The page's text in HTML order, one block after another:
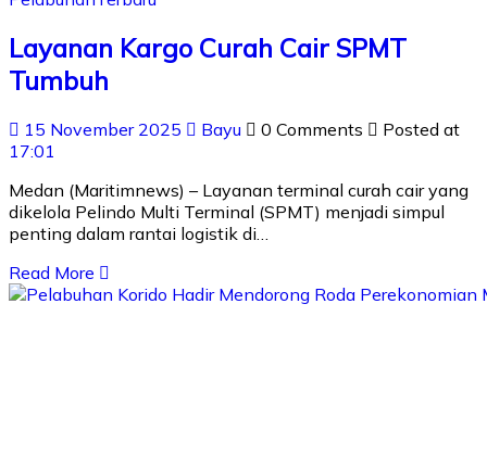
Layanan Kargo Curah Cair SPMT
Tumbuh
15 November 2025 Bayu 0 Comments
Posted at
17:01
Medan (Maritimnews) – Layanan terminal curah cair yang
dikelola Pelindo Multi Terminal (SPMT) menjadi simpul
penting dalam rantai logistik di…
Read More